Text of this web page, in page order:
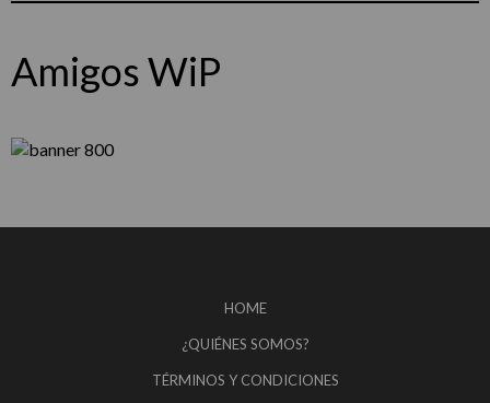
Amigos WiP
HOME
¿QUIÉNES SOMOS?
TÉRMINOS Y CONDICIONES